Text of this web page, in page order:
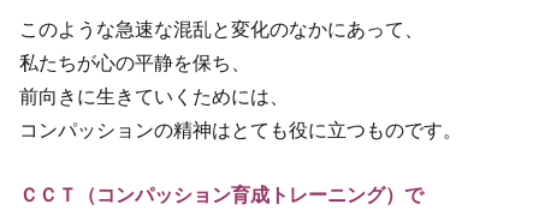
このような急速な混乱と変化のなかにあって、
私たちが心の平静を保ち、
前向きに生きていくためには、
コンパッションの精神はとても役に立つものです。
ＣＣＴ（コンパッション育成トレーニング）で